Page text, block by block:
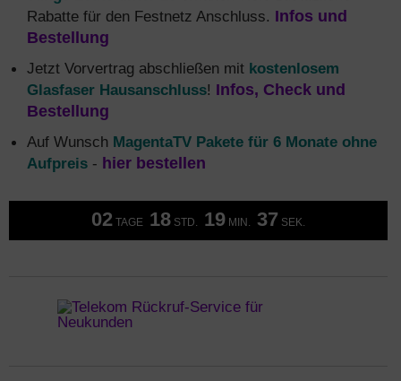
Rabatte für den Festnetz Anschluss. Infos und
Bestellung
Jetzt Vorvertrag abschließen mit kostenlosem
Glasfaser Hausanschluss! Infos, Check und
Bestellung
Auf Wunsch MagentaTV Pakete für 6 Monate ohne
Aufpreis - hier bestellen
02 TAGE 18 STD. 19 MIN. 37 SEK.